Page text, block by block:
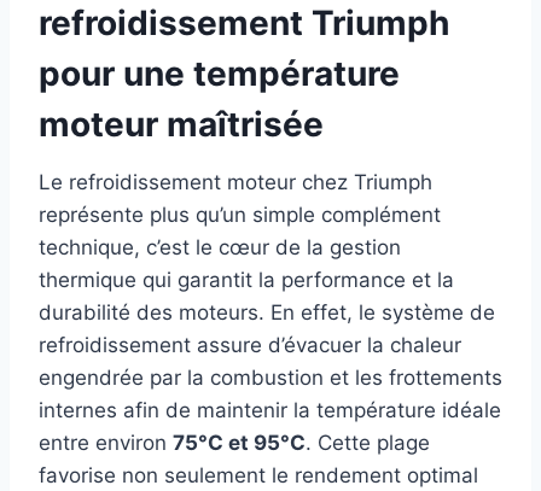
refroidissement Triumph
pour une température
moteur maîtrisée
Le refroidissement moteur chez Triumph
représente plus qu’un simple complément
technique, c’est le cœur de la gestion
thermique qui garantit la performance et la
durabilité des moteurs. En effet, le système de
refroidissement assure d’évacuer la chaleur
engendrée par la combustion et les frottements
internes afin de maintenir la température idéale
entre environ 75°C et 95°C. Cette plage
favorise non seulement le rendement optimal